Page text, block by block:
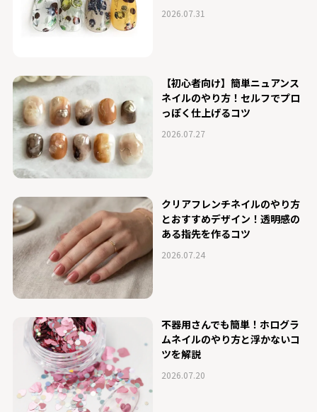
2026.07.31
【初心者向け】簡単ニュアンス
ネイルのやり方！セルフでプロ
っぽく仕上げるコツ
2026.07.27
クリアフレンチネイルのやり方
とおすすめデザイン！透明感の
ある指先を作るコツ
2026.07.24
不器用さんでも簡単！ホログラ
ムネイルのやり方と浮かないコ
ツを解説
2026.07.20